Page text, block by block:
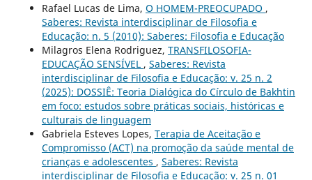
Rafael Lucas de Lima, O HOMEM-PREOCUPADO ,
Saberes: Revista interdisciplinar de Filosofia e
Educação: n. 5 (2010): Saberes: Filosofia e Educação
Milagros Elena Rodriguez, TRANSFILOSOFIA-
EDUCAÇÃO SENSÍVEL , Saberes: Revista
interdisciplinar de Filosofia e Educação: v. 25 n. 2
(2025): DOSSIÊ: Teoria Dialógica do Círculo de Bakhtin
em foco: estudos sobre práticas sociais, históricas e
culturais de linguagem
Gabriela Esteves Lopes, Terapia de Aceitação e
Compromisso (ACT) na promoção da saúde mental de
crianças e adolescentes , Saberes: Revista
interdisciplinar de Filosofia e Educação: v. 25 n. 01